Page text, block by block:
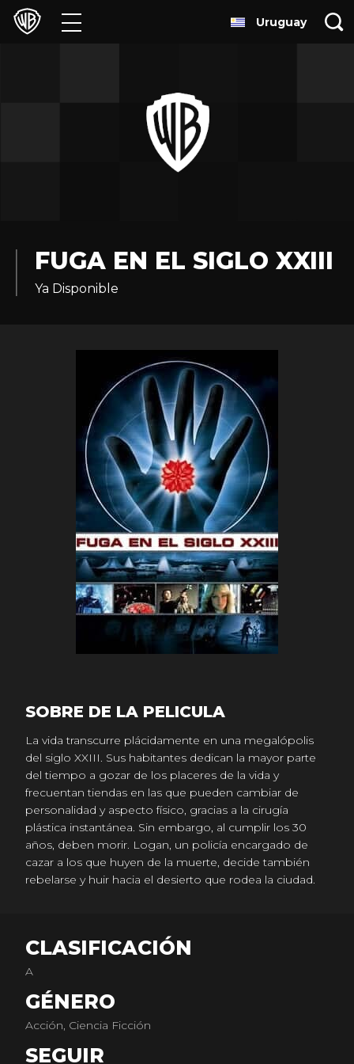
Películas
Juegos y Aplicaciones
Experiencias
Uruguay
FUGA EN EL SIGLO XXIII
Ya Disponible
SOBRE DE LA PELICULA
La vida transcurre plácidamente en una megalópolis
del siglo XXIII. Sus habitantes dedican la mayor parte
del tiempo a gozar de los placeres de la vida y
frecuentan tiendas en las que pueden cambiar de
personalidad y aspecto físico, gracias a la cirugía
plástica instantánea. Sin embargo, al cumplir los 30
años, deben morir. Logan, un policía encargado de
cazar a los que huyen de la muerte, decide también
rebelarse y huir hacia el desierto que rodea la ciudad.
CLASIFICACIÓN
A
GÉNERO
Acción, Ciencia Ficción
SEGUIR